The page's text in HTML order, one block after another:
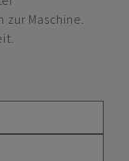
Maschine.